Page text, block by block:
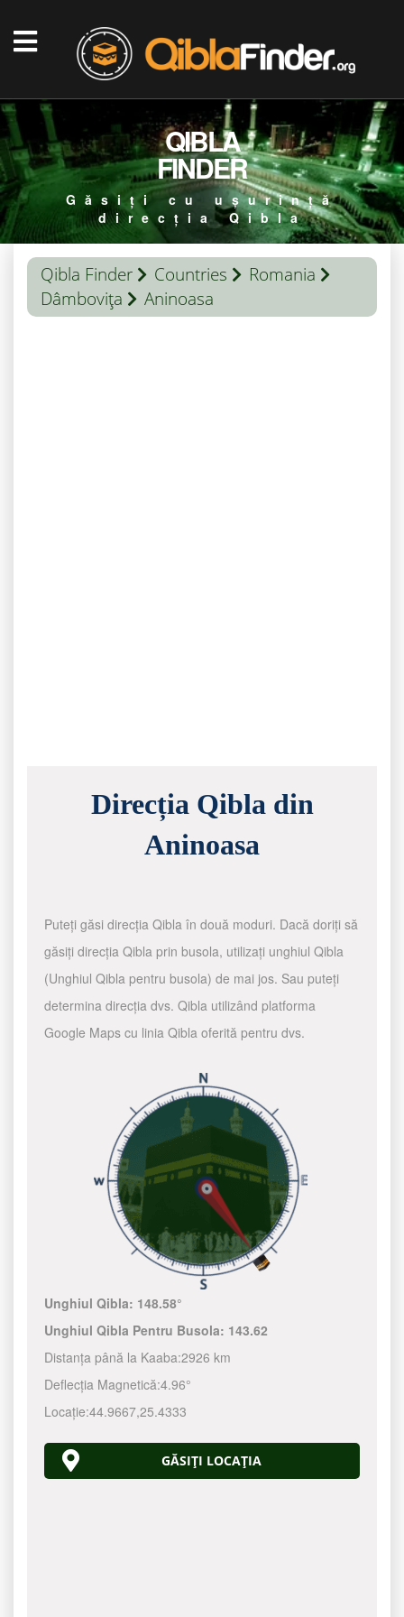
QIBLA
FINDER
Găsiți cu ușurință
direcția Qibla
Qibla Finder Countries
Romania
Dâmboviţa
Aninoasa
Direcția Qibla din
Aninoasa
Puteți găsi direcția Qibla în două moduri. Dacă doriți să
găsiți direcția Qibla prin busola, utilizați unghiul Qibla
(Unghiul Qibla pentru busola) de mai jos. Sau puteți
determina direcția dvs. Qibla utilizând platforma
Google Maps cu linia Qibla oferită pentru dvs.
Unghiul Qibla: 148.58°
Unghiul Qibla Pentru Busola: 143.62
Distanța până la Kaaba:2926 km
Deflecția Magnetică:4.96°
Locație:44.9667,25.4333
GĂSIȚI LOCAȚIA